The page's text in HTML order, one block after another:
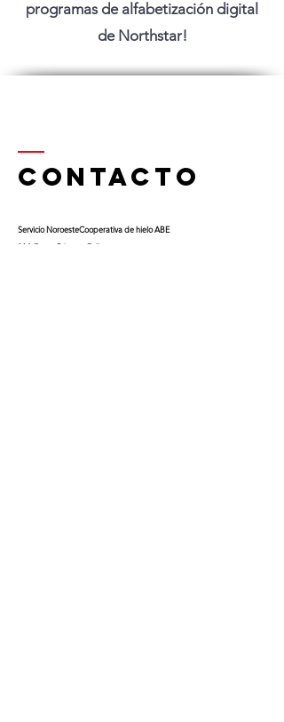
programas de alfabetización digital
de Northstar!
Contacto
Servicio NoroesteCooperativa de hielo ABE
114 Oeste Primera Calle